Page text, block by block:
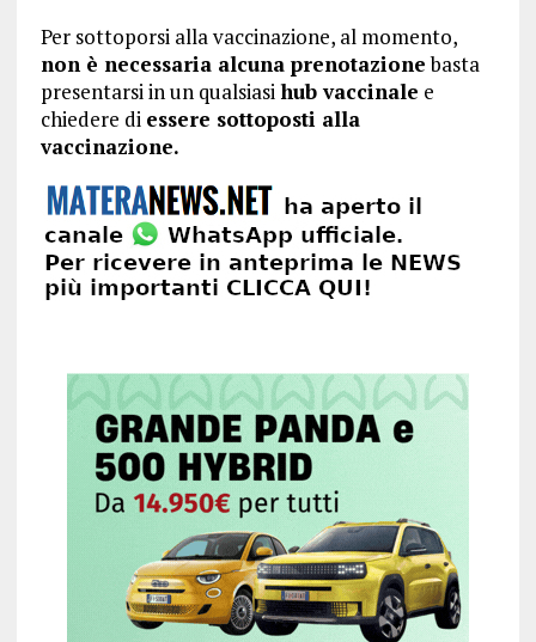
Per sottoporsi alla vaccinazione, al momento,
non è necessaria alcuna prenotazionebasta
presentarsi in un qualsiasihub vaccinale e
chiedere di essere sottoposti alla
vaccinazione.